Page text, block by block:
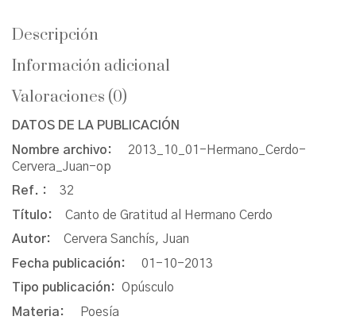
Descripción
Información adicional
Valoraciones (0)
DATOS DE LA PUBLICACIÓN
Nombre archivo: 2013_10_01-Hermano_Cerdo-
Cervera_Juan-op
Ref. : 32
Título: Canto de Gratitud al Hermano Cerdo
Autor: Cervera Sanchís, Juan
Fecha publicación: 01-10-2013
Tipo publicación: Opúsculo
Materia:
Poesía